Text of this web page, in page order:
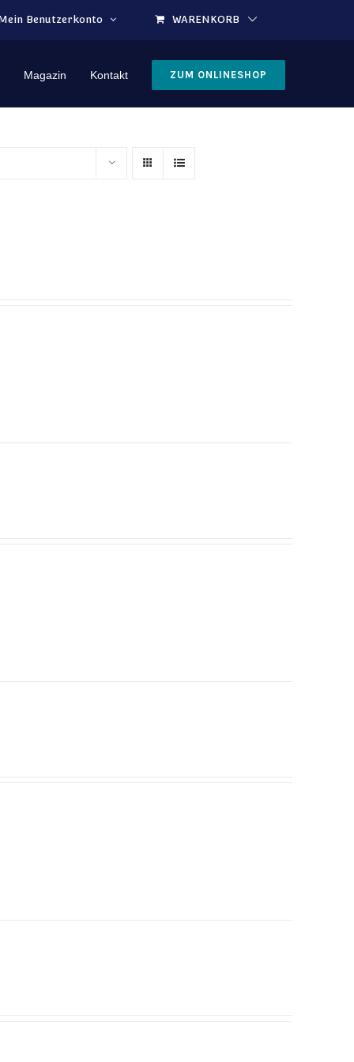
Benutzerkonto
WARENKORB
Magazin Kontakt ZUM ONLINESHOP
mehrere Varianten auf. Die Optionen können auf der
mehrere Varianten auf. Die Optionen können auf der
mehrere Varianten auf. Die Optionen können auf der